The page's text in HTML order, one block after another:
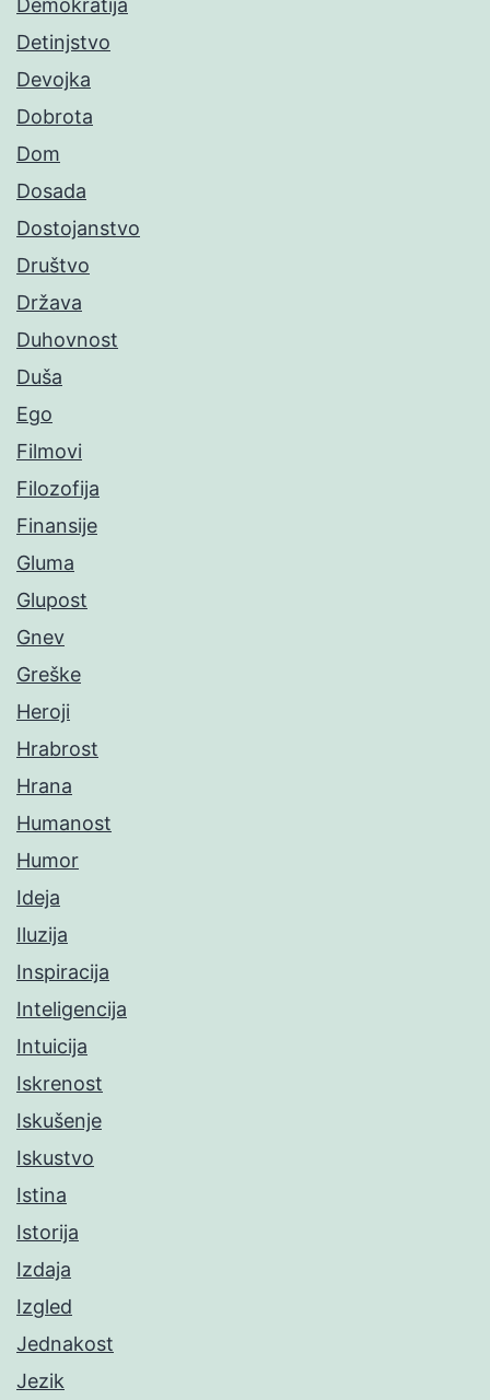
Demokratija
Detinjstvo
Devojka
Dobrota
Dom
Dosada
Dostojanstvo
Društvo
Država
Duhovnost
Duša
Ego
Filmovi
Filozofija
Finansije
Gluma
Glupost
Gnev
Greške
Heroji
Hrabrost
Hrana
Humanost
Humor
Ideja
Iluzija
Inspiracija
Inteligencija
Intuicija
Iskrenost
Iskušenje
Iskustvo
Istina
Istorija
Izdaja
Izgled
Jednakost
Jezik